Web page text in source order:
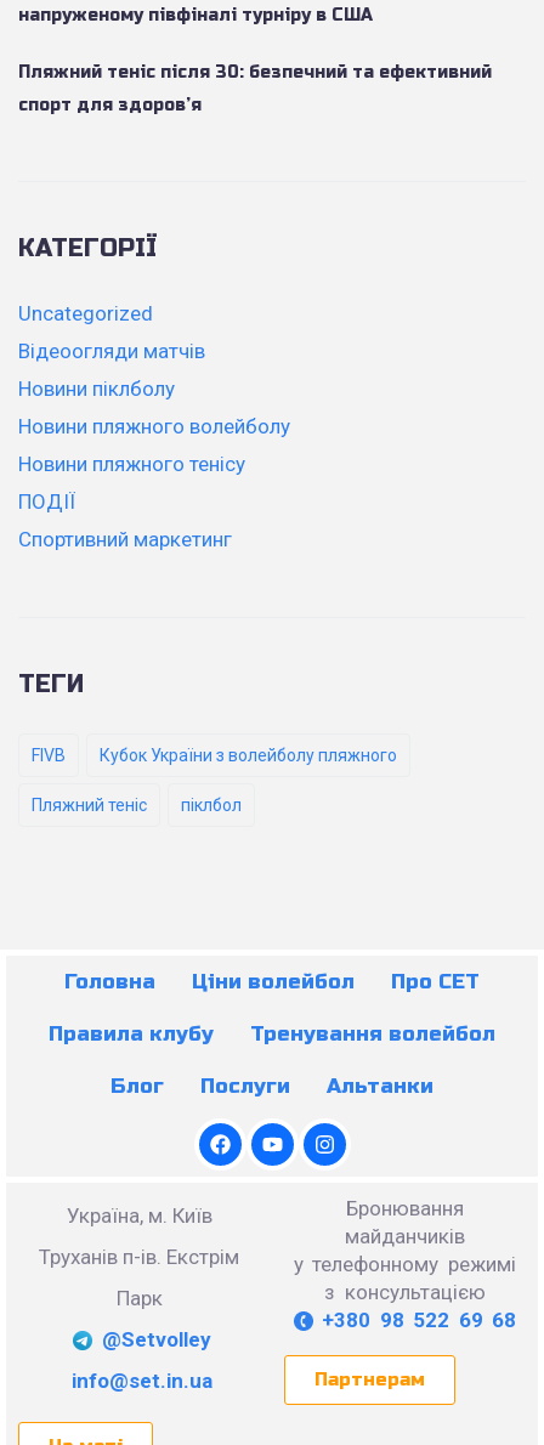
напруженому півфіналі турніру в США
Пляжний теніс після 30: безпечний та ефективний
спорт для здоров’я
КАТЕГОРІЇ
Uncategorized
Відеоогляди матчів
Новини піклболу
Новини пляжного волейболу
Новини пляжного тенісу
ПОДІЇ
Спортивний маркетинг
ТЕГИ
FIVB Кубок України з волейболу пляжного
Пляжний теніс піклбол
Головна Ціни волейбол Про СЕТ
Правила клубу Тренування волейбол
Блог Послуги Альтанки
Україна, м. Київ
Труханів п-ів. Екстрім
Парк
@Setvolley
info@set.in.ua
Бронювання
майданчиків
у телефонному режимі
з консультацією
+380 98 522 69 68
Партнерам